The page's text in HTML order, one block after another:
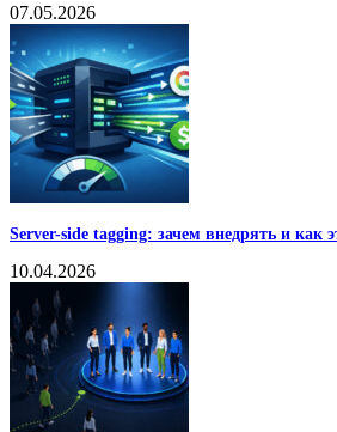
07.05.2026
Server-side tagging: зачем внедрять и как
10.04.2026